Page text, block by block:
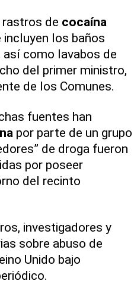
de cocaína
los baños
así como lavabos de
del primer ministro,
de los Comunes.
fuentes han
por parte de un grupo
de droga fueron
por poseer
del recinto
investigadores y
sobre abuso de
Unido bajo